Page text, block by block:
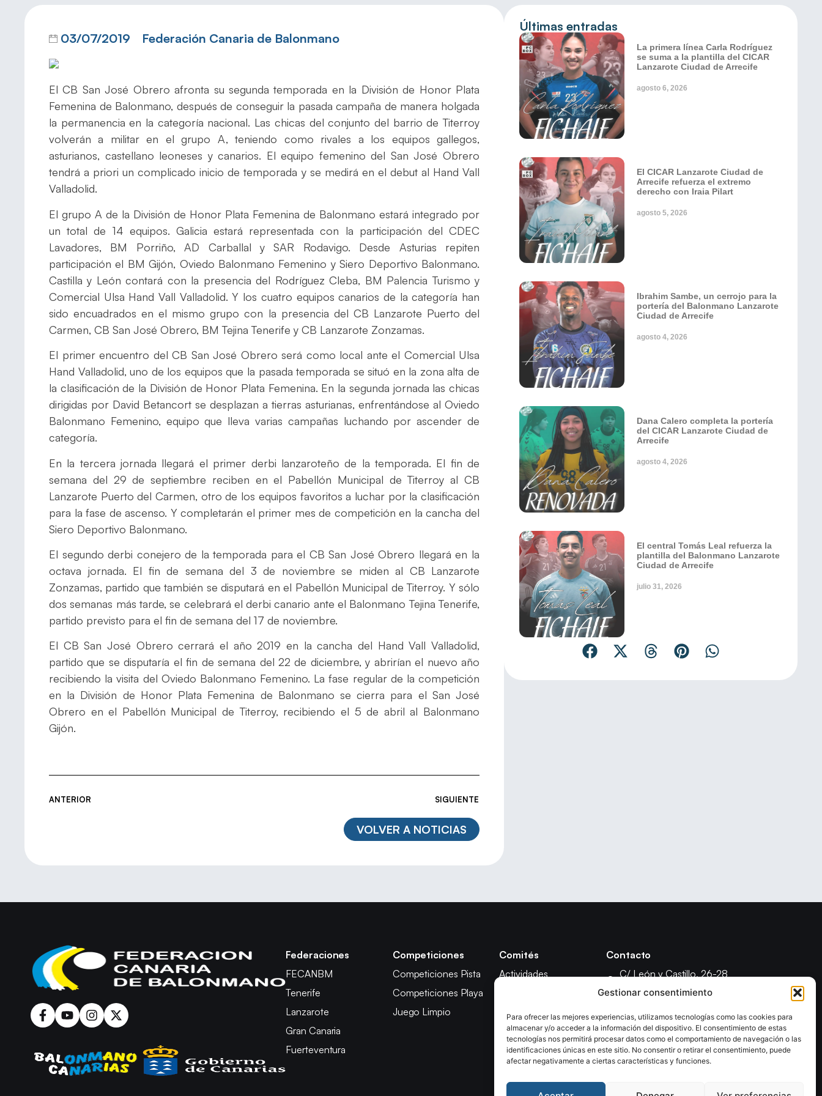
Gestionar consentimiento
Para ofrecer las mejores experiencias, utilizamos tecnologías como las cookies para
almacenar y/o acceder a la información del dispositivo. El consentimiento de estas
tecnologías nos permitirá procesar datos como el comportamiento de navegación o las
identificaciones únicas en este sitio. No consentir o retirar el consentimiento, puede
afectar negativamente a ciertas características y funciones.
03/07/2019 Federación Canaria de Balonmano
El CB San José Obrero afronta su segunda temporada en la División de Honor Plata
Femenina de Balonmano, después de conseguir la pasada campaña de manera holgada
la permanencia en la categoría nacional. Las chicas del conjunto del barrio de Titerroy
volverán a militar en el grupo A, teniendo como rivales a los equipos gallegos,
asturianos, castellano leoneses y canarios. El equipo femenino del San José Obrero
tendrá a priori un complicado inicio de temporada y se medirá en el debut al Hand Vall
Valladolid.
El grupo A de la División de Honor Plata Femenina de Balonmano estará integrado por
un total de 14 equipos. Galicia estará representada con la participación del CDEC
Lavadores, BM Porriño, AD Carballal y SAR Rodavigo. Desde Asturias repiten
participación el BM Gijón, Oviedo Balonmano Femenino y Siero Deportivo Balonmano.
Castilla y León contará con la presencia del Rodríguez Cleba, BM Palencia Turismo y
Comercial Ulsa Hand Vall Valladolid. Y los cuatro equipos canarios de la categoría han
sido encuadrados en el mismo grupo con la presencia del CB Lanzarote Puerto del
Carmen, CB San José Obrero, BM Tejina Tenerife y CB Lanzarote Zonzamas.
El primer encuentro del CB San José Obrero será como local ante el Comercial Ulsa
Hand Valladolid, uno de los equipos que la pasada temporada se situó en la zona alta de
la clasificación de la División de Honor Plata Femenina. En la segunda jornada las chicas
dirigidas por David Betancort se desplazan a tierras asturianas, enfrentándose al Oviedo
Balonmano Femenino, equipo que lleva varias campañas luchando por ascender de
categoría.
En la tercera jornada llegará el primer derbi lanzaroteño de la temporada. El fin de
semana del 29 de septiembre reciben en el Pabellón Municipal de Titerroy al CB
Lanzarote Puerto del Carmen, otro de los equipos favoritos a luchar por la clasificación
para la fase de ascenso. Y completarán el primer mes de competición en la cancha del
Siero Deportivo Balonmano.
El segundo derbi conejero de la temporada para el CB San José Obrero llegará en la
octava jornada. El fin de semana del 3 de noviembre se miden al CB Lanzarote
Zonzamas, partido que también se disputará en el Pabellón Municipal de Titerroy. Y sólo
dos semanas más tarde, se celebrará el derbi canario ante el Balonmano Tejina Tenerife,
partido previsto para el fin de semana del 17 de noviembre.
El CB San José Obrero cerrará el año 2019 en la cancha del Hand Vall Valladolid,
partido que se disputaría el fin de semana del 22 de diciembre, y abrirían el nuevo año
recibiendo la visita del Oviedo Balonmano Femenino. La fase regular de la competición
en la División de Honor Plata Femenina de Balonmano se cierra para el San José
Obrero en el Pabellón Municipal de Titerroy, recibiendo el 5 de abril al Balonmano
Gijón.
ANTERIOR SIGUIENTE
VOLVER A NOTICIAS
Últimas entradas
La primera línea Carla Rodríguez
se suma a la plantilla del CICAR
Lanzarote Ciudad de Arrecife
agosto 6, 2026
El CICAR Lanzarote Ciudad de
Arrecife refuerza el extremo
derecho con Iraia Pilart
agosto 5, 2026
Ibrahim Sambe, un cerrojo para la
portería del Balonmano Lanzarote
Ciudad de Arrecife
agosto 4, 2026
Dana Calero completa la portería
del CICAR Lanzarote Ciudad de
Arrecife
agosto 4, 2026
El central Tomás Leal refuerza la
plantilla del Balonmano Lanzarote
Ciudad de Arrecife
julio 31, 2026
Federaciones
FECANBM
Tenerife
Lanzarote
Gran Canaria
Fuerteventura
Competiciones
Competiciones Pista
Competiciones Playa
Juego Limpio
Comités
Actividades
Árbitros
Competición
Apelación
Contacto
C/ León y Castillo, 26-28
35003 - Las Palmas de Gran Canaria
formacionfecanbm@gmail.com